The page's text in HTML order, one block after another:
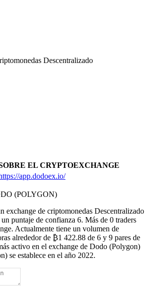
Descentralizado
EL CRYPTOEXCHANGE
app.dodoex.io/
(POLYGON)
exchange de criptomonedas Descentralizado
puntaje de confianza 6. Más de 0 traders
Actualmente tiene un volumen de
alrededor de ₿1 422.88 de 6 y 9 pares de
activo en el exchange de Dodo (Polygon)
se establece en el año 2022.